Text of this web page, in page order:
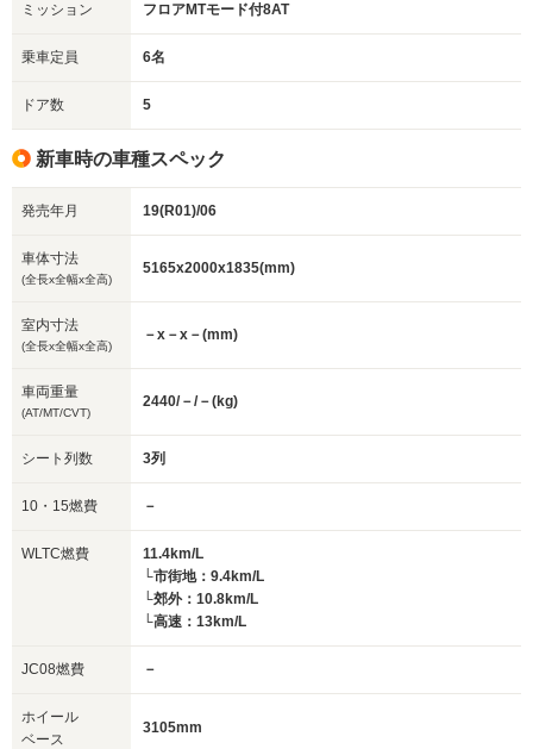
ミッション フロアMTモード付8AT
乗車定員 6名
ドア数 5
新車時の車種スペック
発売年月 19(R01)/06
車体寸法
(全長x全幅x全高)
5165x2000x1835(mm)
室内寸法
(全長x全幅x全高)
－x－x－(mm)
車両重量
(AT/MT/CVT)
2440/－/－(kg)
シート列数 3列
10・15燃費 －
WLTC燃費
11.4km/L
└市街地：9.4km/L
└郊外：10.8km/L
└高速：13km/L
JC08燃費 －
ホイール
ベース
3105mm